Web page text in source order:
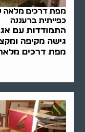
מפת דרכים מלאה
כפייתית ברעננה
התמודדות עם
גישה מקיפה
מפת דרכים